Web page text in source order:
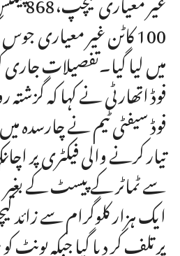
100 کاٹن غیر معیاری
میں لیا گیا۔تفصیلات
فوڈ اتھارٹی نے کہا کہ گزشتہ
فوڈ سیفٹی ٹیم نے چارسدہ
تیار کرنے والی فیکٹری پر
سے ٹماٹر کے پیسٹ کے بغیر
ایک ہزار کلوگرام سے زائد
پر تلف کر دیا گیا جبکہ یونٹ